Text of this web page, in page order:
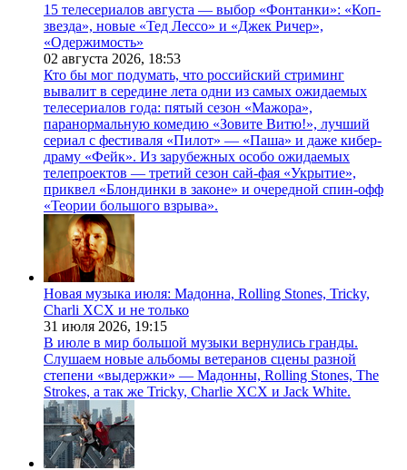
15 телесериалов августа — выбор «Фонтанки»: «Коп-
звезда», новые «Тед Лессо» и «Джек Ричер»,
«Одержимость»
02 августа 2026, 18:53
Кто бы мог подумать, что российский стриминг
вывалит в середине лета одни из самых ожидаемых
телесериалов года: пятый сезон «Мажора»,
паранормальную комедию «Зовите Витю!», лучший
сериал с фестиваля «Пилот» — «Паша» и даже кибер-
драму «Фейк». Из зарубежных особо ожидаемых
телепроектов — третий сезон сай-фая «Укрытие»,
приквел «Блондинки в законе» и очередной спин-офф
«Теории большого взрыва».
Новая музыка июля: Мадонна, Rolling Stones, Tricky,
Charli XCX и не только
31 июля 2026, 19:15
В июле в мир большой музыки вернулись гранды.
Слушаем новые альбомы ветеранов сцены разной
степени «выдержки» — Мадонны, Rolling Stones, The
Strokes, а так же Tricky, Charlie XCX и Jack White.